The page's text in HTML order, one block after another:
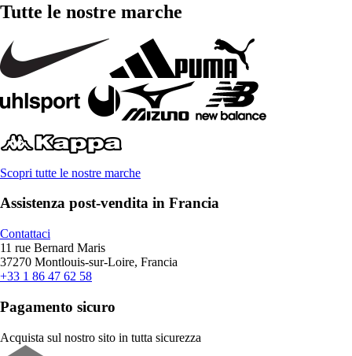
Tutte le nostre marche
Scopri tutte le nostre marche
Assistenza post-vendita in Francia
Contattaci
11 rue Bernard Maris
37270 Montlouis-sur-Loire, Francia
+33 1 86 47 62 58
Pagamento sicuro
Acquista sul nostro sito in tutta sicurezza